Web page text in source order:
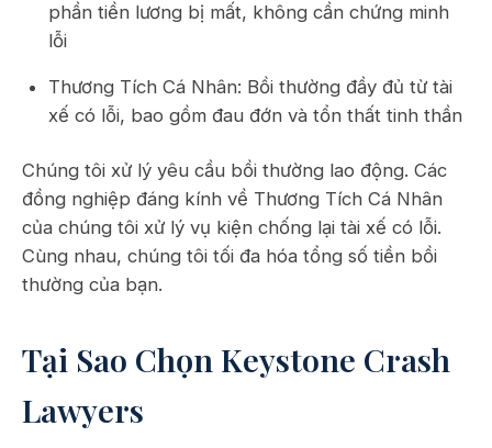
phần tiền lương bị mất, không cần chứng minh
lỗi
Thương Tích Cá Nhân: Bồi thường đầy đủ từ tài
xế có lỗi, bao gồm đau đớn và tổn thất tinh thần
Chúng tôi xử lý yêu cầu bồi thường lao động. Các
đồng nghiệp đáng kính về Thương Tích Cá Nhân
của chúng tôi xử lý vụ kiện chống lại tài xế có lỗi.
Cùng nhau, chúng tôi tối đa hóa tổng số tiền bồi
thường của bạn.
Tại Sao Chọn Keystone Crash
Lawyers